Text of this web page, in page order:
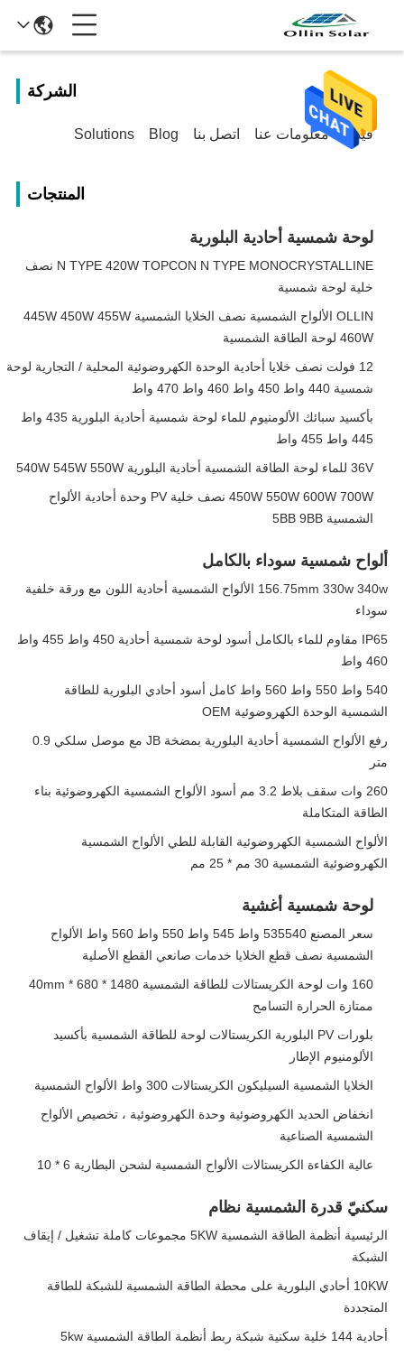
الشركة
فيديو معلومات عنا اتصل بنا Blog
Solutions
المنتجات
لوحة شمسية أحادية البلورية
N TYPE 420W TOPCON N TYPE MONOCRYSTALLINE نصف
خلية لوحة شمسية
OLLIN الألواح الشمسية نصف الخلايا الشمسية 445W 450W 455W
460W لوحة الطاقة الشمسية
12 فولت نصف خلايا أحادية الوحدة الكهروضوئية المحلية / التجارية لوحة
شمسية 440 واط 450 واط 460 واط 470 واط
بأكسيد سبائك الألومنيوم للماء لوحة شمسية أحادية البلورية 435 واط
445 واط 455 واط
36V للماء لوحة الطاقة الشمسية أحادية البلورية 540W 545W 550W
450W 550W 600W 700W نصف خلية PV وحدة أحادية الألواح
الشمسية 5BB 9BB
ألواح شمسية سوداء بالكامل
156.75mm 330w 340w الألواح الشمسية أحادية اللون مع ورقة خلفية
سوداء
IP65 مقاوم للماء بالكامل أسود لوحة شمسية أحادية 450 واط 455 واط
460 واط
540 واط 550 واط 560 واط كامل أسود أحادي البلورية للطاقة
الشمسية الوحدة الكهروضوئية OEM
رفع الألواح الشمسية أحادية البلورية بمضخة JB مع موصل سلكي 0.9
متر
260 وات سقف بلاط 3.2 مم أسود الألواح الشمسية الكهروضوئية بناء
الطاقة المتكاملة
الألواح الشمسية الكهروضوئية القابلة للطي الألواح الشمسية
الكهروضوئية الشمسية 30 مم * 25 مم
لوحة شمسية أغشية
سعر المصنع 535540 واط 545 واط 550 واط 560 واط الألواح
الشمسية نصف قطع الخلايا خدمات صانعي القطع الأصلية
160 وات لوحة الكريستالات للطاقة الشمسية 1480 * 680 * 40mm
ممتازة الحرارة التسامح
بلورات PV البلورية الكريستالات لوحة للطاقة الشمسية بأكسيد
الألومنيوم الإطار
الخلايا الشمسية السيليكون الكريستالات 300 واط الألواح الشمسية
انخفاض الحديد الكهروضوئية وحدة الكهروضوئية ، تخصيص الألواح
الشمسية الصناعية
عالية الكفاءة الكريستالات الألواح الشمسية لشحن البطارية 6 * 10
سكنيّ قدرة الشمسية نظام
الرئيسية أنظمة الطاقة الشمسية 5KW مجموعات كاملة تشغيل / إيقاف
الشبكة
10KW أحادي البلورية على محطة الطاقة الشمسية للشبكة للطاقة
المتجددة
أحادية 144 خلية سكنية شبكة ربط أنظمة الطاقة الشمسية 5kw